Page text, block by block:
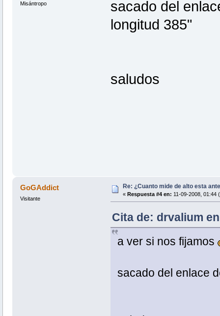
Misántropo
sacado del
longitud 385"
saludos
GoGAddict
Visitante
Re: ¿Cuanto mide de alto esta
« Respuesta #4 en: 11-09-2008, 01:44
Cita de: drvalium
a ver si nos fijamos
sacado del enlace